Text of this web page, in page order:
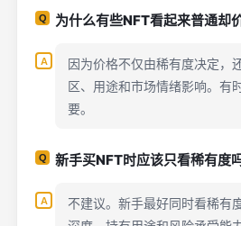
为什么有些NFT看起来普通却
因为价格不仅由稀有度决定，
区、用途和市场情绪影响。有
要。
新手买NFT时应该只看稀有度
不建议。新手最好同时看稀有